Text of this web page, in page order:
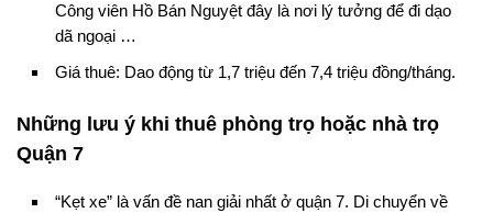
Công viên Hồ Bán Nguyệt đây là nơi lý tưởng để đi dạo
dã ngoại …
Giá thuê: Dao động từ 1,7 triệu đến 7,4 triệu đồng/tháng.
Những lưu ý khi thuê phòng trọ hoặc nhà trọ
Quận 7
“Kẹt xe” là vấn đề nan giải nhất ở quận 7. Di chuyển về